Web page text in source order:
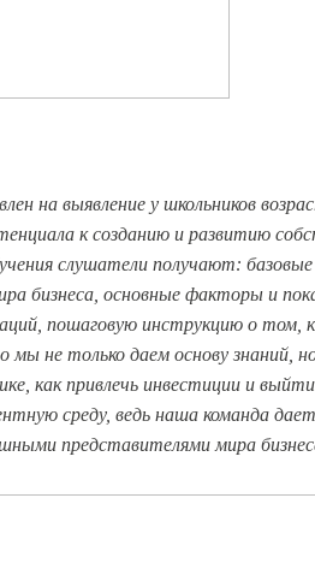
на выявление у школьников
к созданию и развитию
слушатели получают: базовые
бизнеса, основные факторы и
пошаговую инструкцию о том,
мы не только даем основу знаний,
как привлечь инвестиции и
среду, ведь наша команда
представителями мира